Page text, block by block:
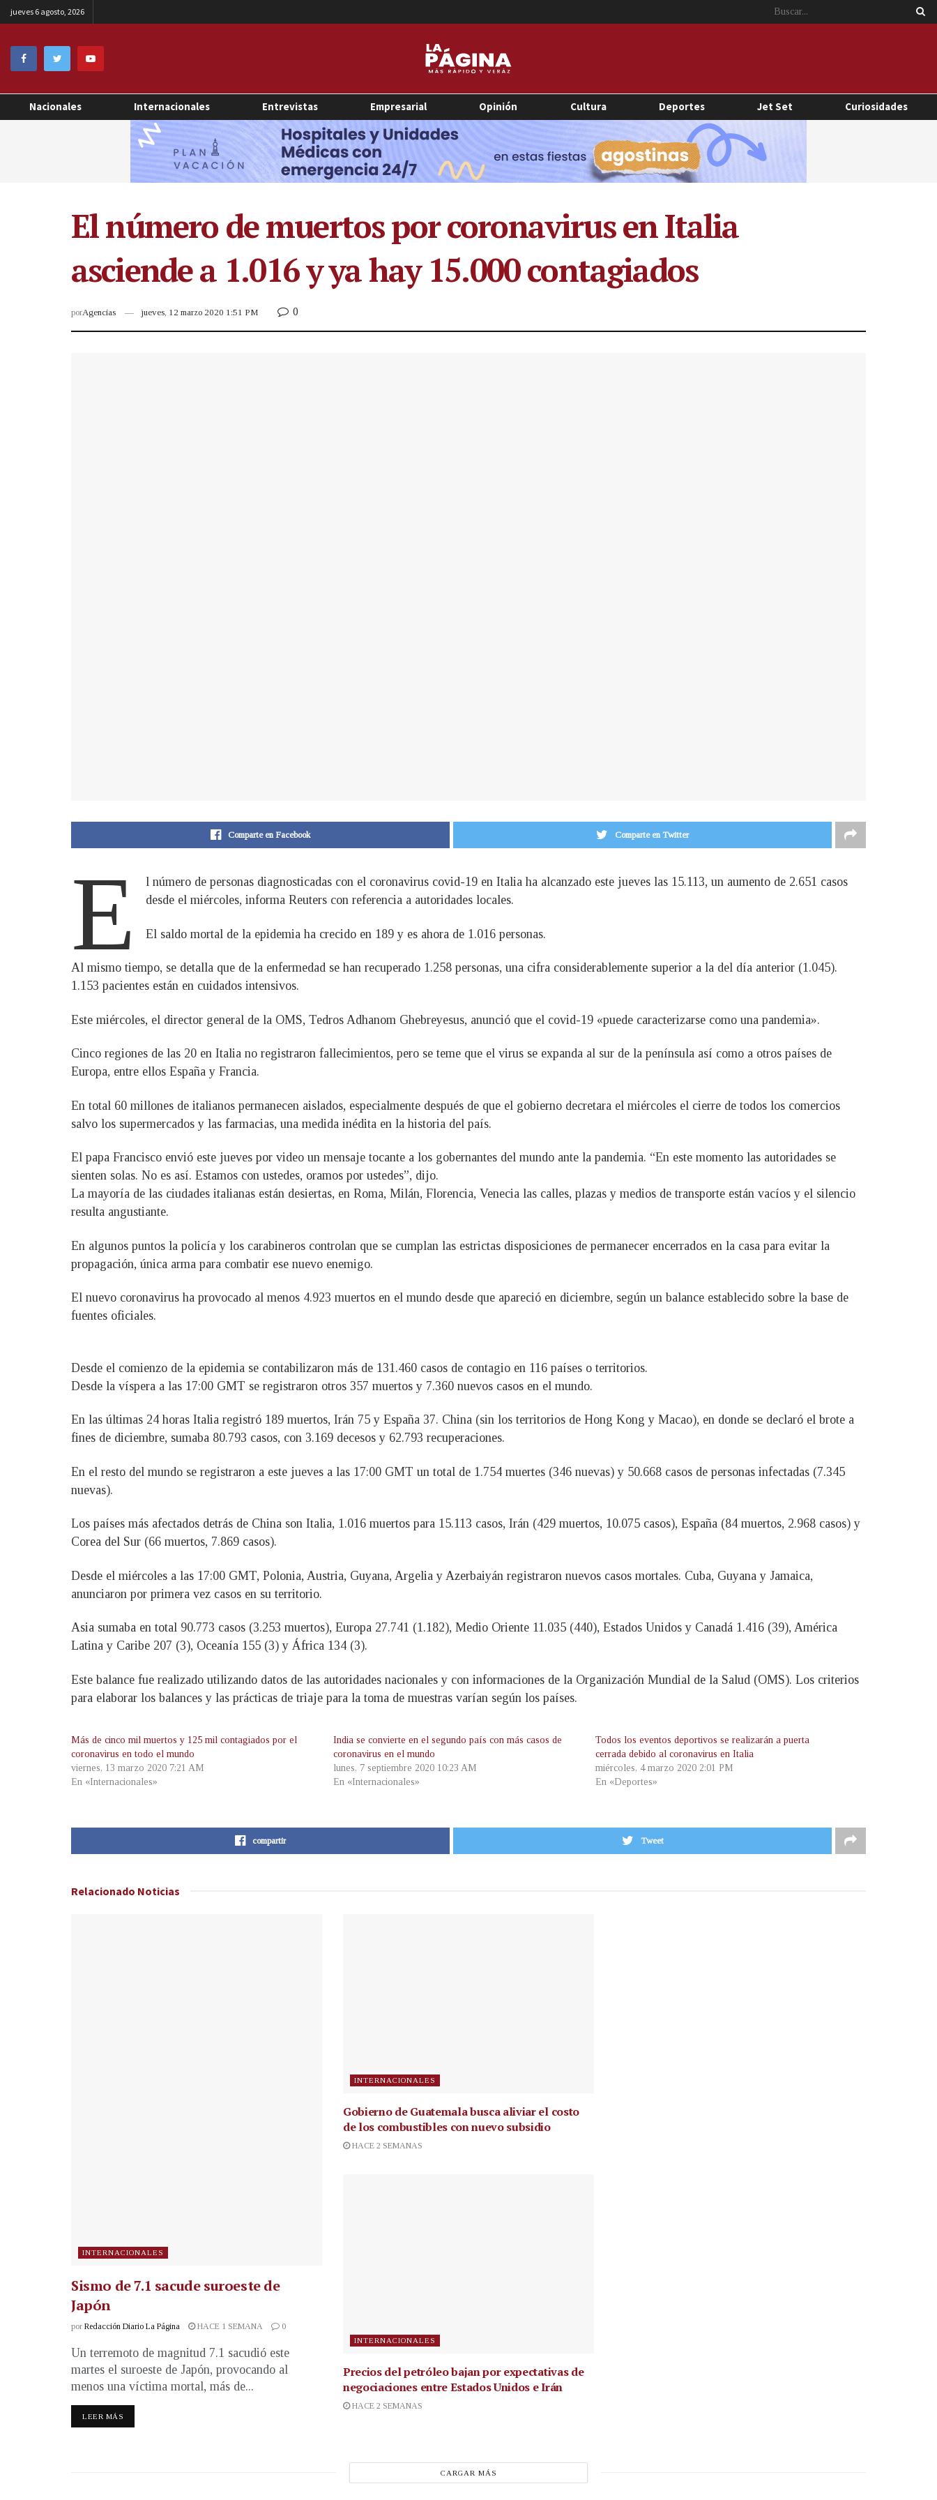
jueves 6 agosto, 2026
Nacionales Internacionales Entrevistas Empresarial Opinión Cultura Deportes Jet Set Curiosidades
El número de muertos por coronavirus en Italia
asciende a 1.016 y ya hay 15.000 contagiados
porAgencias jueves, 12 marzo 2020 1:51 PM 0
Comparte en Facebook Comparte en Twitter
E
l número de personas diagnosticadas con el coronavirus covid-19 en Italia ha alcanzado este jueves las 15.113, un aumento de 2.651 casos
desde el miércoles, informa Reuters con referencia a autoridades locales.
El saldo mortal de la epidemia ha crecido en 189 y es ahora de 1.016 personas.
Al mismo tiempo, se detalla que de la enfermedad se han recuperado 1.258 personas, una cifra considerablemente superior a la del día anterior (1.045).
1.153 pacientes están en cuidados intensivos.
Este miércoles, el director general de la OMS, Tedros Adhanom Ghebreyesus, anunció que el covid-19 «puede caracterizarse como una pandemia».
Cinco regiones de las 20 en Italia no registraron fallecimientos, pero se teme que el virus se expanda al sur de la península así como a otros países de
Europa, entre ellos España y Francia.
En total 60 millones de italianos permanecen aislados, especialmente después de que el gobierno decretara el miércoles el cierre de todos los comercios
salvo los supermercados y las farmacias, una medida inédita en la historia del país.
El papa Francisco envió este jueves por video un mensaje tocante a los gobernantes del mundo ante la pandemia. “En este momento las autoridades se
sienten solas. No es así. Estamos con ustedes, oramos por ustedes”, dijo.
La mayoría de las ciudades italianas están desiertas, en Roma, Milán, Florencia, Venecia las calles, plazas y medios de transporte están vacíos y el silencio
resulta angustiante.
En algunos puntos la policía y los carabineros controlan que se cumplan las estrictas disposiciones de permanecer encerrados en la casa para evitar la
propagación, única arma para combatir ese nuevo enemigo.
El nuevo coronavirus ha provocado al menos 4.923 muertos en el mundo desde que apareció en diciembre, según un balance establecido sobre la base de
fuentes oficiales.
Desde el comienzo de la epidemia se contabilizaron más de 131.460 casos de contagio en 116 países o territorios.
Desde la víspera a las 17:00 GMT se registraron otros 357 muertos y 7.360 nuevos casos en el mundo.
En las últimas 24 horas Italia registró 189 muertos, Irán 75 y España 37. China (sin los territorios de Hong Kong y Macao), en donde se declaró el brote a
fines de diciembre, sumaba 80.793 casos, con 3.169 decesos y 62.793 recuperaciones.
En el resto del mundo se registraron a este jueves a las 17:00 GMT un total de 1.754 muertes (346 nuevas) y 50.668 casos de personas infectadas (7.345
nuevas).
Los países más afectados detrás de China son Italia, 1.016 muertos para 15.113 casos, Irán (429 muertos, 10.075 casos), España (84 muertos, 2.968 casos) y
Corea del Sur (66 muertos, 7.869 casos).
Desde el miércoles a las 17:00 GMT, Polonia, Austria, Guyana, Argelia y Azerbaiyán registraron nuevos casos mortales. Cuba, Guyana y Jamaica,
anunciaron por primera vez casos en su territorio.
Asia sumaba en total 90.773 casos (3.253 muertos), Europa 27.741 (1.182), Medio Oriente 11.035 (440), Estados Unidos y Canadá 1.416 (39), América
Latina y Caribe 207 (3), Oceanía 155 (3) y África 134 (3).
Este balance fue realizado utilizando datos de las autoridades nacionales y con informaciones de la Organización Mundial de la Salud (OMS). Los criterios
para elaborar los balances y las prácticas de triaje para la toma de muestras varían según los países.
Más de cinco mil muertos y 125 mil contagiados por el
coronavirus en todo el mundo
viernes, 13 marzo 2020 7:21 AM
En «Internacionales»
India se convierte en el segundo país con más casos de
coronavirus en el mundo
lunes, 7 septiembre 2020 10:23 AM
En «Internacionales»
Todos los eventos deportivos se realizarán a puerta
cerrada debido al coronavirus en Italia
miércoles, 4 marzo 2020 2:01 PM
En «Deportes»
compartir Tweet
Relacionado Noticias
INTERNACIONALES
Sismo de 7.1 sacude suroeste de
Japón
por Redacción Diario La Página HACE 1 SEMANA 0
Un terremoto de magnitud 7.1 sacudió este
martes el suroeste de Japón, provocando al
menos una víctima mortal, más de...
LEER MÁS
INTERNACIONALES
Gobierno de Guatemala busca aliviar el costo
de los combustibles con nuevo subsidio
HACE 2 SEMANAS
INTERNACIONALES
Precios del petróleo bajan por expectativas de
negociaciones entre Estados Unidos e Irán
HACE 2 SEMANAS
CARGAR MÁS